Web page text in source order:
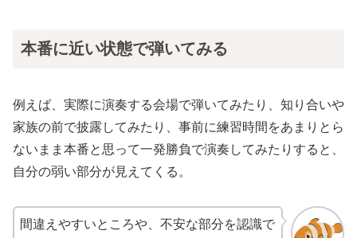
本番に近い状態で弾いてみる
例えば、実際に演奏する会場で弾いてみたり、知り合いや
家族の前で披露してみたり、事前に練習時間をあまりとら
ないまま本番と思って一発勝負で演奏してみたりすると、
自分の弱い部分が見えてくる。
間違えやすいところや、不安な部分を認識で